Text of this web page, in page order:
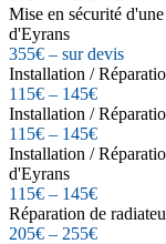
Mise en sécurité
d'Eyrans
355€ – sur devis
Installation /
115€ – 145€
Installation /
115€ – 145€
Installation /
d'Eyrans
115€ – 145€
Réparation de
205€ – 255€